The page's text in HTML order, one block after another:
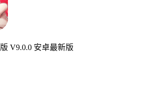
V9.0.0 安卓最新版